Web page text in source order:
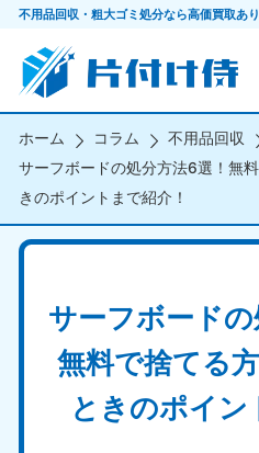
不用品回収・粗大ゴミ処分なら高価買取あ
ホーム コラム 不用品回収
サーフボードの処分方法6選！無
きのポイントまで紹介！
サーフボードの
無料で捨てる
ときのポイン